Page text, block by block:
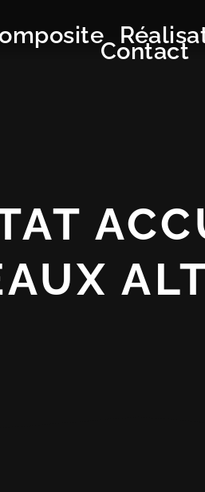
Contact